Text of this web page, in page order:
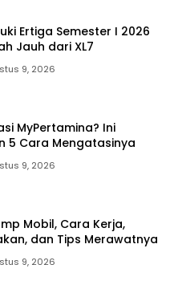
Ertiga Semester I 2026
Jauh dari XL7
9, 2026
MyPertamina? Ini
5 Cara Mengatasinya
9, 2026
Mobil, Cara Kerja,
dan Tips Merawatnya
9, 2026